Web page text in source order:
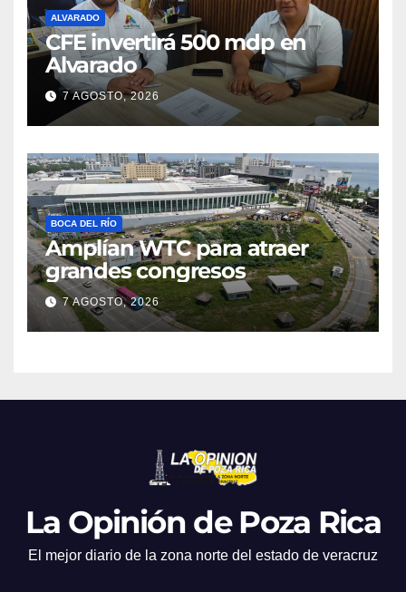
ALVARADO
CFE invertirá 500 mdp en
Alvarado
7 AGOSTO, 2026
BOCA DEL RÍO
Amplían WTC para atraer
grandes congresos
7 AGOSTO, 2026
La Opinión de Poza Rica
El mejor diario de la zona norte del estado de veracruz